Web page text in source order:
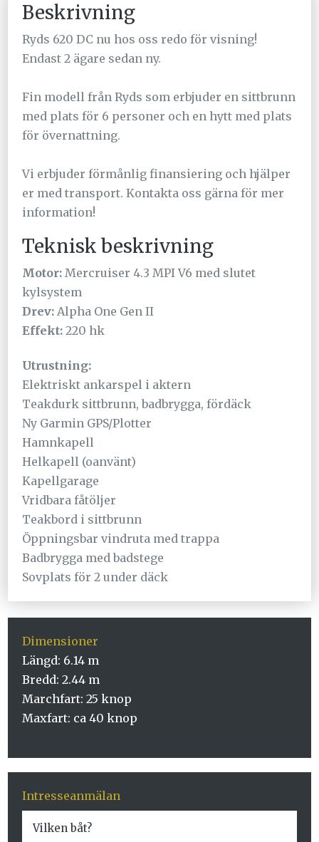
Beskrivning
Ryds 620 DC nu hos oss redo för visning!
Endast 2 ägare sedan ny.
Fin modell från Ryds som erbjuder en sittbrunn
med plats för 6 personer och en hytt med plats
för övernattning.
Vi erbjuder förmånlig finansiering och hjälper
er med transport. Kontakta oss gärna för mer
information!
Teknisk beskrivning
Motor: Mercruiser 4.3 MPI V6 med slutet
kylsystem
Drev: Alpha One Gen II
Effekt: 220 hk
Utrustning:
Elektriskt ankarspel i aktern
Teakdurk sittbrunn, badbrygga, fördäck
Ny Garmin GPS/Plotter
Hamnkapell
Helkapell (oanvänt)
Kapellgarage
Vridbara fåtöljer
Teakbord i sittbrunn
Öppningsbar vindruta med trappa
Badbrygga med badstege
Sovplats för 2 under däck
Dimensioner
Längd: 6.14 m
Bredd: 2.44 m
Marchfart: 25 knop
Maxfart: ca 40 knop
Intresseanmälan